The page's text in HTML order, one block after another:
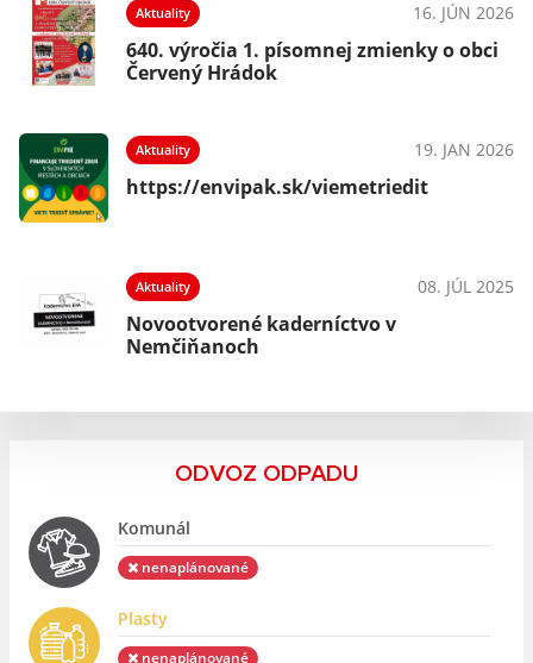
Aktuality 16. JÚN 2026
640. výročia 1. písomnej zmienky o obci
Červený Hrádok
Aktuality 19. JAN 2026
https://envipak.sk/viemetriedit
Aktuality 08. JÚL 2025
Novootvorené kaderníctvo v
Nemčiňanoch
ODVOZ ODPADU
Komunál
nenaplánované
Plasty
nenaplánované